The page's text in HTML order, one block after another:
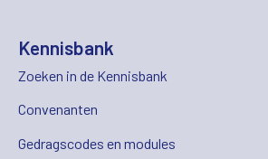
Kennisbank
Zoeken in de Kennisbank
Convenanten
Gedragscodes en modules